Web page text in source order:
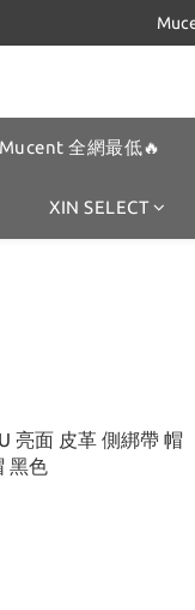
Mucent 全網最低🔥
XIN SELECT